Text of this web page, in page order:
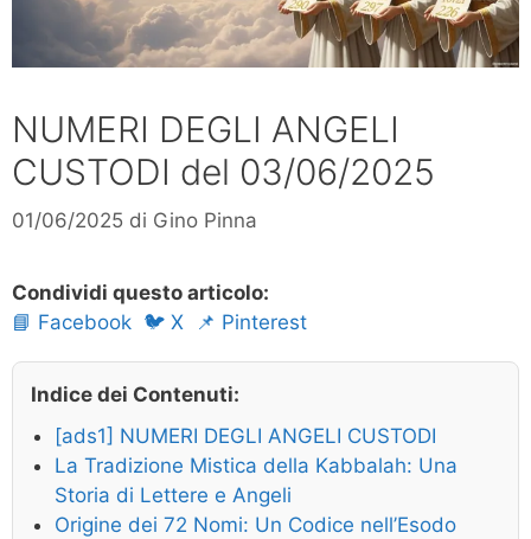
NUMERI DEGLI ANGELI
CUSTODI del 03/06/2025
01/06/2025 di Gino Pinna
Condividi questo articolo:
📘 Facebook 🐦 X 📌 Pinterest
Indice dei Contenuti:
[ads1] NUMERI DEGLI ANGELI CUSTODI
La Tradizione Mistica della Kabbalah: Una
Storia di Lettere e Angeli
Origine dei 72 Nomi: Un Codice nell’Esodo